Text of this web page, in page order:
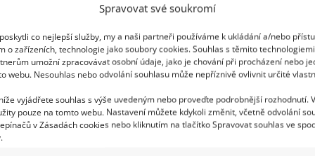
Spravovat své soukromí
co nejlepší služby, my a naši partneři používáme k ukládání a/nebo
o zařízeních, technologie jako soubory cookies. Souhlas s těmito
umožní zpracovávat osobní údaje, jako je chování při procházení nebo
webu. Nesouhlas nebo odvolání souhlasu může nepříznivě ovlivnit určité
vyjádřete souhlas s výše uvedeným nebo proveďte podrobnější rozhodnutí.
pouze na tomto webu. Nastavení můžete kdykoli změnit, včetně odvolání
v Zásadách cookies nebo kliknutím na tlačítko Spravovat souhlas ve
zázvoru už si ho v životě nekoupí v
Doma totiž sami zvládnou
ještě lepší a silnější
Rady a tipy
zázvoru je nejen výborné dochucovadlo, ale také je
prospěšný pro posílení imunity. Lehce si ho zvládnete
i doma na parapetu.